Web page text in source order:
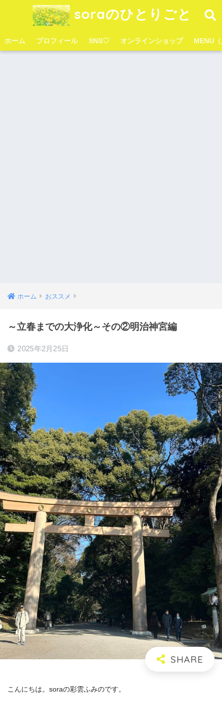
soraのひとりごと
ホーム プロフィール SNS♡ オンラインショップ MENU
ホーム おススメ
～立春までの大浄化～その②明治神宮編
2025年2月25日
こんにちは。soraの彩雲ふみのです。